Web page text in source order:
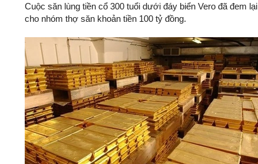
Cuộc săn lùng tiền cổ 300 tuổi dưới đáy biển Vero đã đem lại
cho nhóm thợ săn khoản tiền 100 tỷ đồng.